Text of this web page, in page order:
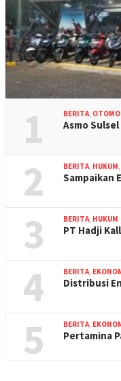
1 BERITA,
Asmo
2 BERITA, HUKUM,
Sampaikan
3 BERITA, HUKUM
PT Hadji
4 BERITA,
Distribusi
5 BERITA,
Pertamina